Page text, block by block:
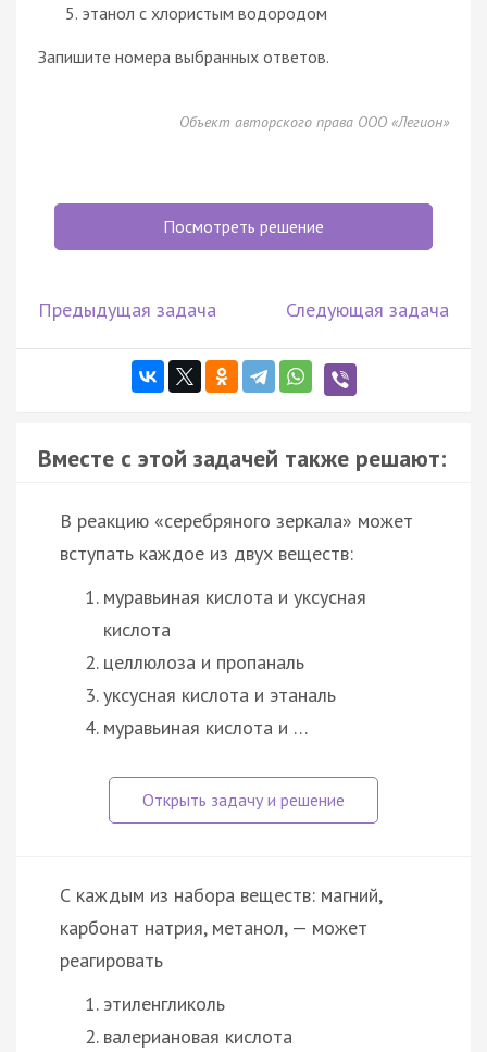
этанол с хлористым водородом
Запишите номера выбранных ответов.
Объект авторского права ООО «Легион»
Посмотреть решение
Предыдущая задача Следующая задача
Вместе с этой задачей также решают:
В реакцию «серебряного зеркала» может
вступать каждое из двух веществ:
муравьиная кислота и уксусная
кислота
целлюлоза и пропаналь
уксусная кислота и этаналь
муравьиная кислота и …
С каждым из набора веществ: магний,
карбонат натрия, метанол, — может
реагировать
этиленгликоль
валериановая кислота